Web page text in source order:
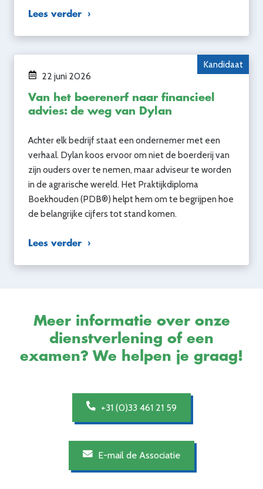
Lees verder
Kandidaat
22 juni 2026
Van het boerenerf naar financieel
advies: de weg van Dylan
Achter elk bedrijf staat een ondernemer met een
verhaal. Dylan koos ervoor om niet de boerderij van
zijn ouders over te nemen, maar adviseur te worden
in de agrarische wereld. Het Praktijkdiploma
Boekhouden (PDB®) helpt hem om te begrijpen hoe
de belangrijke cijfers tot stand komen.
Lees verder
Meer informatie over onze
dienstverlening of een
examen? We helpen je graag!
+31 (0)33 461 21 59
E-mail de Associatie